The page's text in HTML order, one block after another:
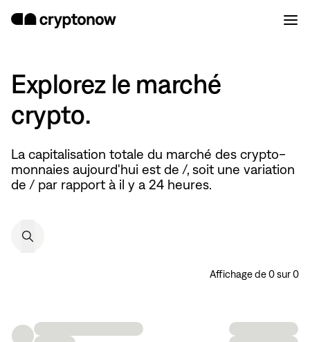
Explorez le marché
crypto.
La capitalisation totale du marché des crypto-
monnaies aujourd'hui est de /, soit une variation
de / par rapport à il y a 24 heures.
Affichage de0sur0